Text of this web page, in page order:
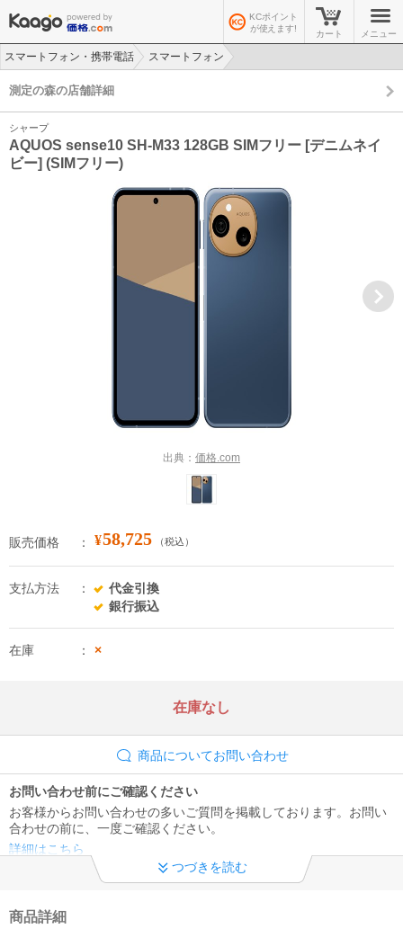
KCポイント
が使えます!
カート メニュー
スマートフォン・携帯電話
スマートフォン
測定の森の店舗詳細
シャープ
AQUOS sense10 SH-M33 128GB SIMフリー [デニムネイ
ビー] (SIMフリー)
出典： 価格.com
販売価格 ¥58,725 （税込）
支払方法
代金引換
銀行振込
在庫 ×
在庫なし
商品についてお問い合わせ
お問い合わせ前にご確認ください
お客様からお問い合わせの多いご質問を掲載しております。お問い
合わせの前に、一度ご確認ください。
詳細はこちら
領収書及びインボイス制度への対応について
です。 領収書は商品の出荷後、下記URLより発行下さい※代金引換
つづきを読む
商品詳細